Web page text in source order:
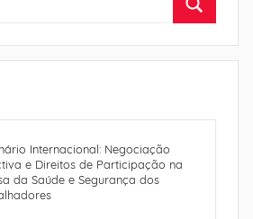
Internacional: Negociação
e Direitos de Participação na
da Saúde e Segurança dos